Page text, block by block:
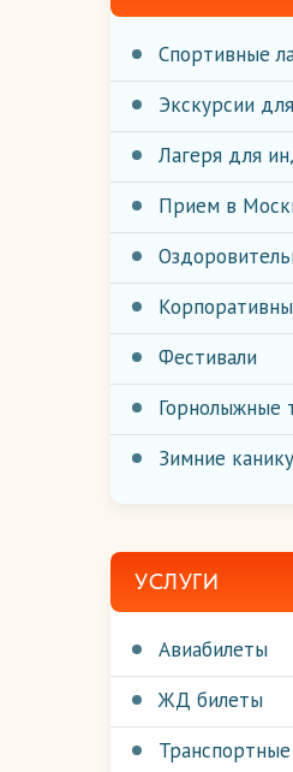
Спортивные
Экскурсии
Лагеря для
Прием в
Фестивали
Горнолыжные
Зимние
Авиабилеты
ЖД билеты
Транспортные
УСЛУГИ